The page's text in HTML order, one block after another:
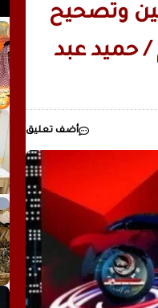
وتصحيح
/ حميد عبد
أضف تعليق